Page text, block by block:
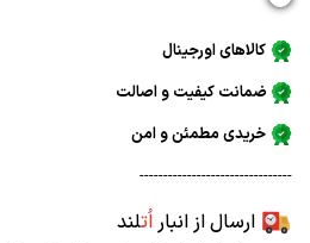
کالاهای اورجینال
ضمانت کیفیت و اصالت
خریدی مطمئن و امن
--------------------------------
ارسال از انباراُتلند